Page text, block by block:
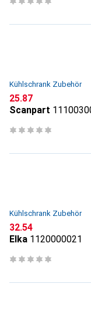
Kühlschrank Zubehör
CHF
25.87
Scanpart
Kühlschrank Zubehör
CHF
32.54
Elka 1120000021